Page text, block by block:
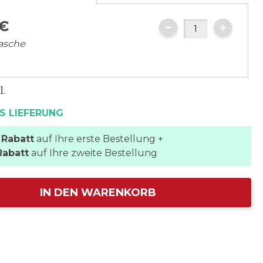
LIEFERUNG
auf Ihre erste Bestellung +
auf Ihre zweite Bestellung
IN DEN WARENKORB